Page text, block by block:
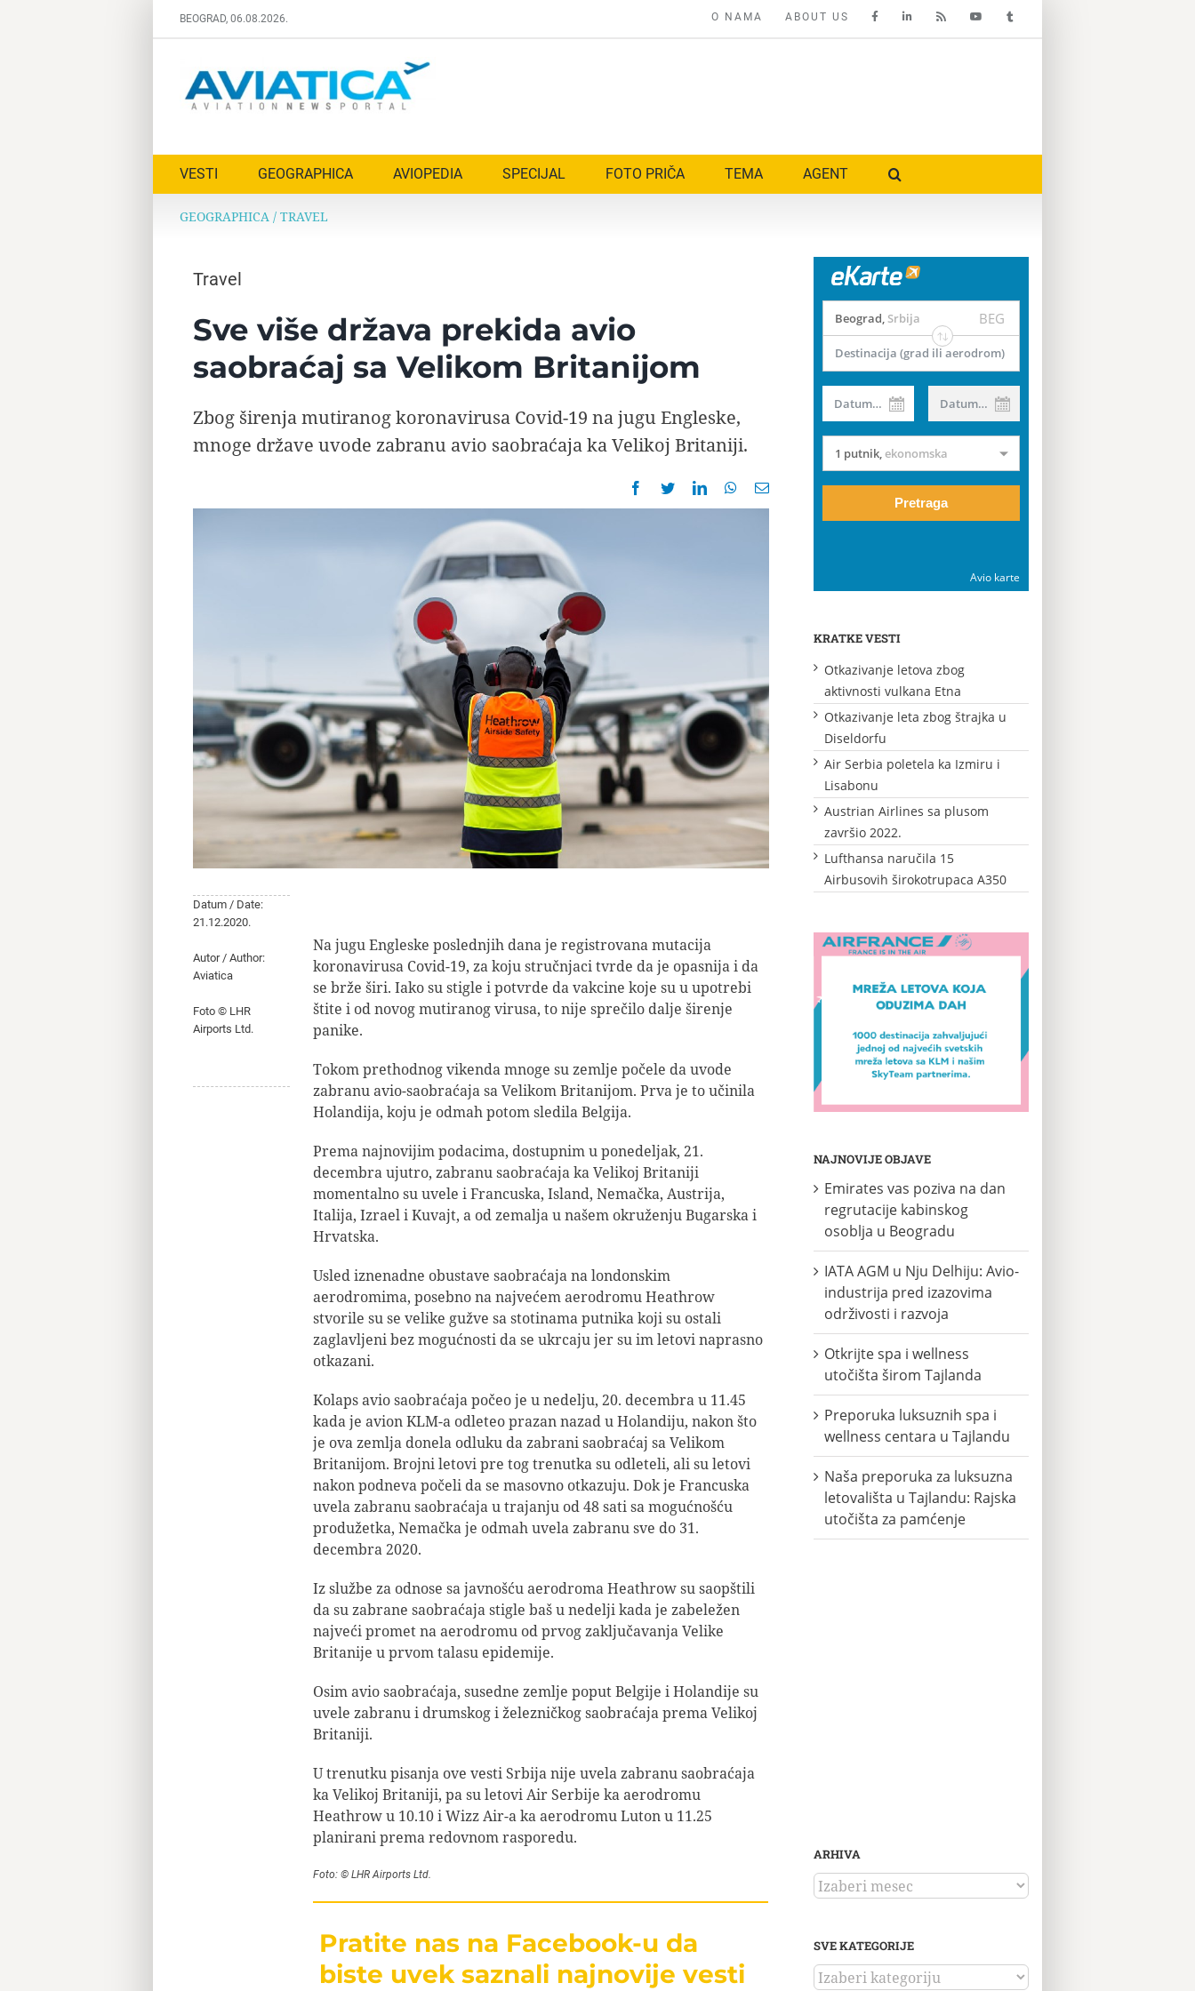
BEOGRAD, 06.08.2026. O NAMA ABOUT US
VESTI GEOGRAPHICA AVIOPEDIA SPECIJAL FOTO PRIČA TEMA AGENT
GEOGRAPHICA/ TRAVEL
Travel
Sve više država prekida avio
saobraćaj sa Velikom Britanijom
Zbog širenja mutiranog koronavirusa Covid-19 na jugu Engleske,
mnoge države uvode zabranu avio saobraćaja ka Velikoj Britaniji.
Datum / Date:
21.12.2020.
Autor / Author:
Aviatica
Foto © LHR
Airports Ltd.
Na jugu Engleske poslednjih dana je registrovana mutacija
koronavirusa Covid-19, za koju stručnjaci tvrde da je opasnija i da
se brže širi. Iako su stigle i potvrde da vakcine koje su u upotrebi
štite i od novog mutiranog virusa, to nije sprečilo dalje širenje
panike.
Tokom prethodnog vikenda mnoge su zemlje počele da uvode
zabranu avio-saobraćaja sa Velikom Britanijom. Prva je to učinila
Holandija, koju je odmah potom sledila Belgija.
Prema najnovijim podacima, dostupnim u ponedeljak, 21.
decembra ujutro, zabranu saobraćaja ka Velikoj Britaniji
momentalno su uvele i Francuska, Island, Nemačka, Austrija,
Italija, Izrael i Kuvajt, a od zemalja u našem okruženju Bugarska i
Hrvatska.
Usled iznenadne obustave saobraćaja na londonskim
aerodromima, posebno na najvećem aerodromu Heathrow
stvorile su se velike gužve sa stotinama putnika koji su ostali
zaglavljeni bez mogućnosti da se ukrcaju jer su im letovi naprasno
otkazani.
Kolaps avio saobraćaja počeo je u nedelju, 20. decembra u 11.45
kada je avion KLM-a odleteo prazan nazad u Holandiju, nakon što
je ova zemlja donela odluku da zabrani saobraćaj sa Velikom
Britanijom. Brojni letovi pre tog trenutka su odleteli, ali su letovi
nakon podneva počeli da se masovno otkazuju. Dok je Francuska
uvela zabranu saobraćaja u trajanju od 48 sati sa mogućnošću
produžetka, Nemačka je odmah uvela zabranu sve do 31.
decembra 2020.
Iz službe za odnose sa javnošću aerodroma Heathrow su saopštili
da su zabrane saobraćaja stigle baš u nedelji kada je zabeležen
najveći promet na aerodromu od prvog zaključavanja Velike
Britanije u prvom talasu epidemije.
Osim avio saobraćaja, susedne zemlje poput Belgije i Holandije su
uvele zabranu i drumskog i železničkog saobraćaja prema Velikoj
Britaniji.
U trenutku pisanja ove vesti Srbija nije uvela zabranu saobraćaja
ka Velikoj Britaniji, pa su letovi Air Serbije ka aerodromu
Heathrow u 10.10 i Wizz Air-a ka aerodromu Luton u 11.25
planirani prema redovnom rasporedu.
Foto: © LHR Airports Ltd.
Pratite nas na Facebook-u da
biste uvek saznali najnovije vesti
Beograd, Srbija BEG
Destinacija (grad ili aerodrom)
Datum od Datum do
1 putnik,ekonomska
Pretraga
Avio karte
KRATKE VESTI
Otkazivanje letova zbog
aktivnosti vulkana Etna
Otkazivanje leta zbog štrajka u
Diseldorfu
Air Serbia poletela ka Izmiru i
Lisabonu
Austrian Airlines sa plusom
završio 2022.
Lufthansa naručila 15
Airbusovih širokotrupaca A350
NAJNOVIJE OBJAVE
Emirates vas poziva na dan
regrutacije kabinskog
osoblja u Beogradu
IATA AGM u Nju Delhiju: Avio-
industrija pred izazovima
održivosti i razvoja
Otkrijte spa i wellness
utočišta širom Tajlanda
Preporuka luksuznih spa i
wellness centara u Tajlandu
Naša preporuka za luksuzna
letovališta u Tajlandu: Rajska
utočišta za pamćenje
ARHIVA
ARHIVA
SVE KATEGORIJE
SVE